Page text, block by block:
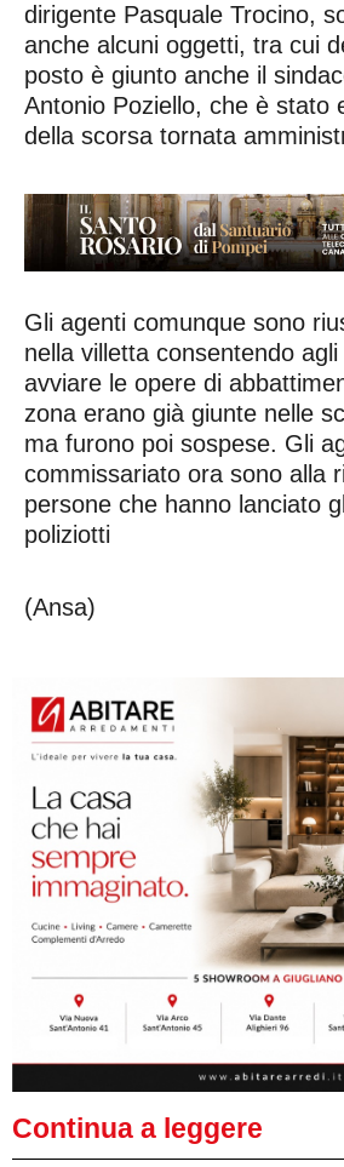
dirigente Pasquale Trocino,
anche alcuni oggetti, tra cui
posto è giunto anche il
Antonio Poziello, che è stato
della scorsa tornata
Gli agenti comunque sono
nella villetta consentendo
avviare le opere di
zona erano già giunte nelle
ma furono poi sospese. Gli
commissariato ora sono alla
persone che hanno lanciato
poliziotti
(Ansa)
Continua a leggere